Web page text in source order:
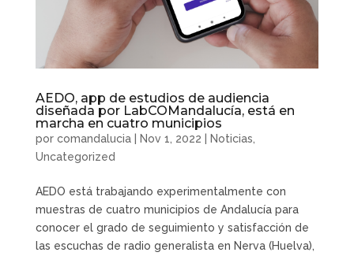
AEDO, app de estudios de audiencia
diseñada por LabCOMandalucía, está en
marcha en cuatro municipios
por comandalucia| Nov 1, 2022 Noticias
Uncategorized
AEDO está trabajando experimentalmente con
muestras de cuatro municipios de Andalucía para
conocer el grado de seguimiento y satisfacción de
las escuchas de radio generalista en Nerva (Huelva),